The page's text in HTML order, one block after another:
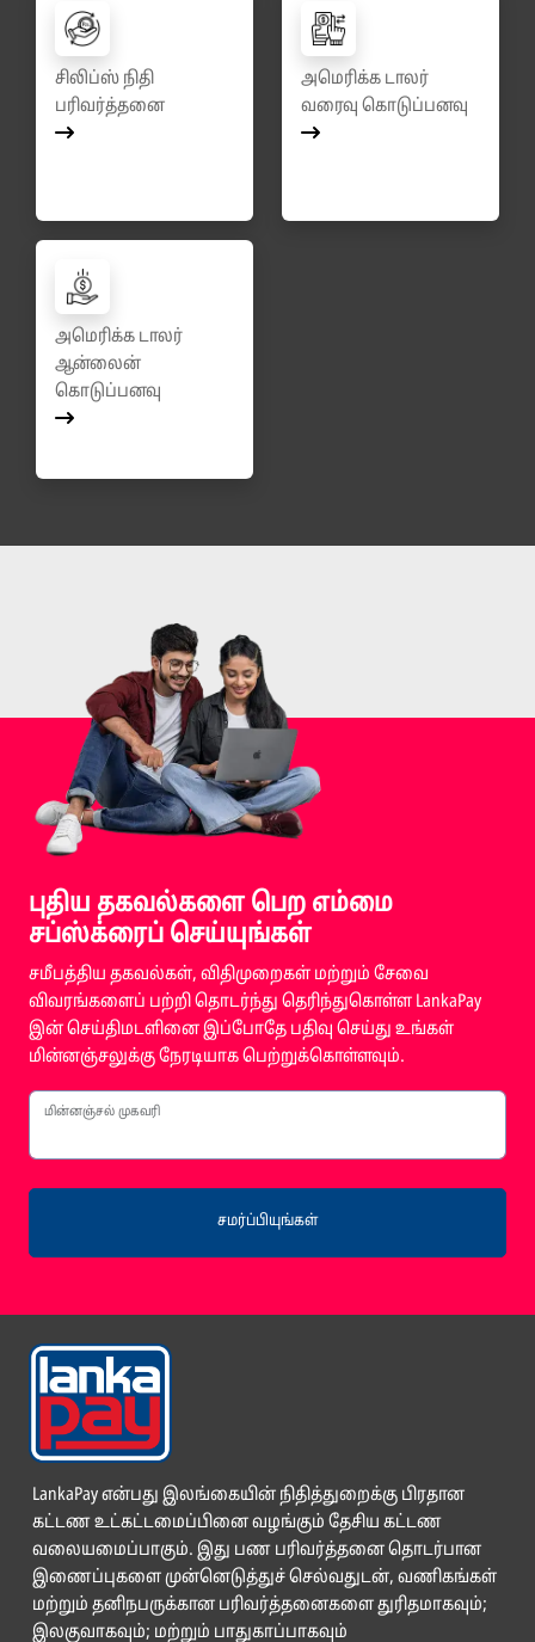
சிலிப்ஸ் நிதி
பரிவர்த்தனை
அமெரிக்க டாலர்
வரைவு கொடுப்பனவு
அமெரிக்க டாலர்
ஆன்லைன்
கொடுப்பனவு
புதிய தகவல்களை பெற எம்மை
சப்ஸ்க்ரைப் செய்யுங்கள்
சமீபத்திய தகவல்கள், விதிமுறைகள் மற்றும் சேவை
விவரங்களைப் பற்றி தொடர்ந்து தெரிந்துகொள்ள LankaPay
இன் செய்திமடளினை இப்போதே பதிவு செய்து உங்கள்
மின்னஞ்சலுக்கு நேரடியாக பெற்றுக்கொள்ளவும்.
மின்னஞ்சல் முகவரி
சமர்ப்பியுங்கள்
LankaPay என்பது இலங்கையின் நிதித்துறைக்கு பிரதான
கட்டண உட்கட்டமைப்பினை வழங்கும் தேசிய கட்டண
வலையமைப்பாகும். இது பண பரிவர்த்தனை தொடர்பான
இணைப்புகளை முன்னெடுத்துச் செல்வதுடன், வணிகங்கள்
மற்றும் தனிநபருக்கான பரிவர்த்தனைகளை துரிதமாகவும்;
இலகுவாகவும்; மற்றும் பாதுகாப்பாகவும்